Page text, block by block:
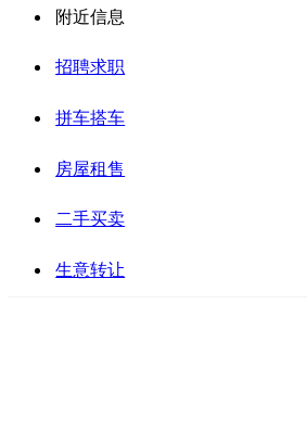
附近信息
招聘求职
拼车搭车
房屋租售
二手买卖
生意转让